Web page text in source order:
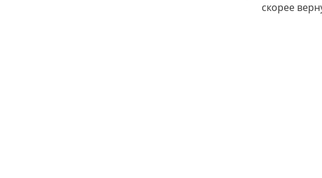
скорее